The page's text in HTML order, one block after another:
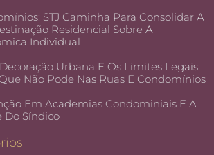
STJ Caminha Para Consolidar A
Residencial Sobre A
Individual
Urbana E Os Limites Legais:
Não Pode Nas Ruas E Condomínios
Em Academias Condominiais E A
Do Síndico